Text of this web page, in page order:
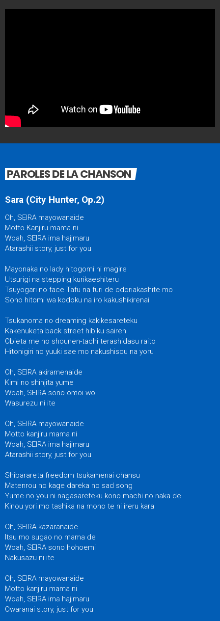
PAROLES DE LA CHANSON
Sara (City Hunter, Op.2)
Oh, SEIRA mayowanaide
Motto Kanjiru mama ni
Woah, SEIRA ima hajimaru
Atarashii story, just for you
Mayonaka no lady hitogomi ni magire
Utsurigi na stepping kurikaeshiteru
Tsuyogari no face Tafu na furi de odoriakashite mo
Sono hitomi wa kodoku na iro kakushikirenai
Tsukanoma no dreaming kakikesareteku
Kakenuketa back street hibiku sairen
Obieta me no shounen-tachi terashidasu raito
Hitonigiri no yuuki sae mo nakushisou na yoru
Oh, SEIRA akiramenaide
Kimi no shinjita yume
Woah, SEIRA sono omoi wo
Wasurezu ni ite
Oh, SEIRA mayowanaide
Motto kanjiru mama ni
Woah, SEIRA ima hajimaru
Atarashii story, just for you
Shibarareta freedom tsukamenai chansu
Matenrou no kage dareka no sad song
Yume no you ni nagasareteku kono machi no naka de
Kinou yori mo tashika na mono te ni ireru kara
Oh, SEIRA kazaranaide
Itsu mo sugao no mama de
Woah, SEIRA sono hohoemi
Nakusazu ni ite
Oh, SEIRA mayowanaide
Motto kanjiru mama ni
Woah, SEIRA ima hajimaru
Owaranai story, just for you